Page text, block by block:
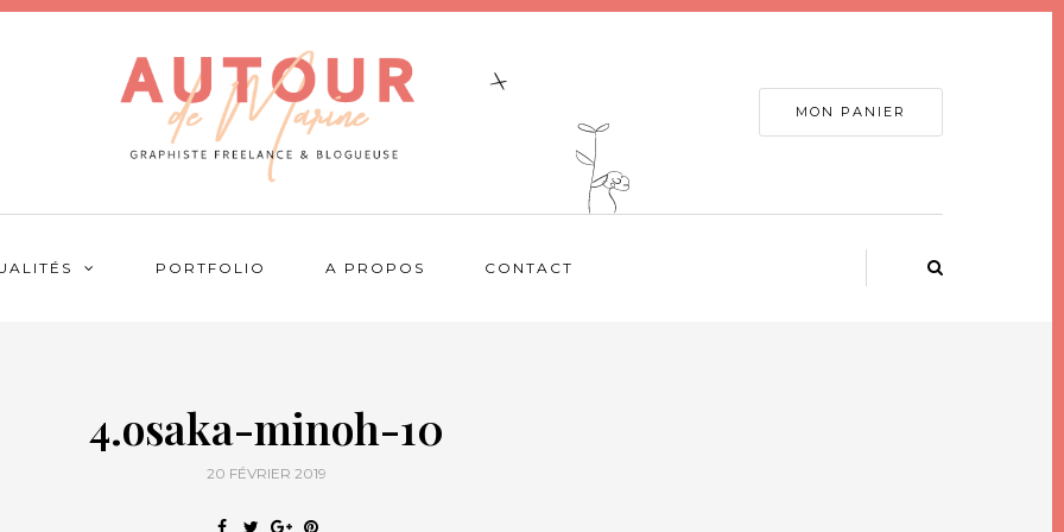
MON PANIER
PORTFOLIO A PROPOS CONTACT
4.osaka-minoh-10
20 FÉVRIER 2019